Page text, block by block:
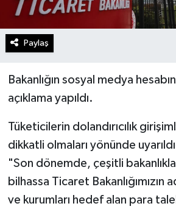
Paylaş
Bakanlığın sosyal medya
açıklama yapıldı.
Tüketicilerin dolandırıcılık
dikkatli olmaları yönünde
"Son dönemde, çeşitli
bilhassa Ticaret Bakanlığımızın
ve kurumları hedef alan para